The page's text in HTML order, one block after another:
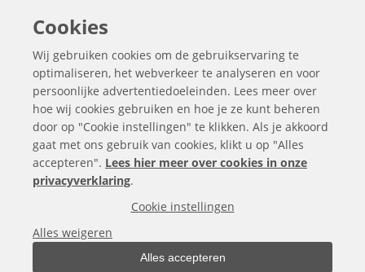
Ook Interessant
Contactgegevens
Alle bedragen zijn exclusief BTW
Cookies
Wij gebruiken cookies om de gebruikservaring te
optimaliseren, het webverkeer te analyseren en voor
persoonlijke advertentiedoeleinden. Lees meer over
hoe wij cookies gebruiken en hoe je ze kunt beheren
door op "Cookie instellingen" te klikken. Als je akkoord
gaat met ons gebruik van cookies, klikt u op "Alles
accepteren". Lees hier meer over cookies in onze
privacyverklaring.
Cookie instellingen
Alles weigeren
Alles accepteren